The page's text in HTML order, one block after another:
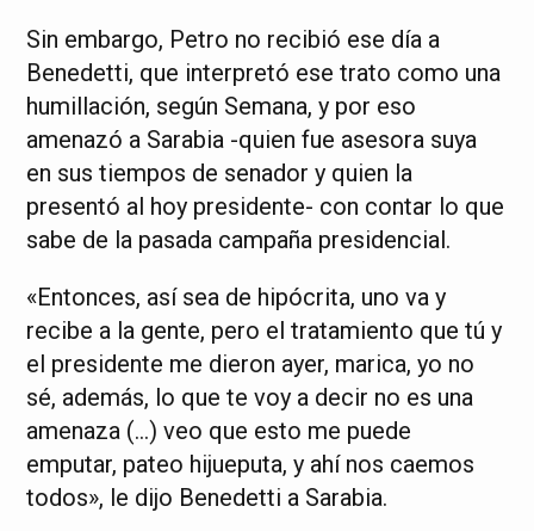
Sin embargo, Petro no recibió ese día a
Benedetti, que interpretó ese trato como una
humillación, según Semana, y por eso
amenazó a Sarabia -quien fue asesora suya
en sus tiempos de senador y quien la
presentó al hoy presidente- con contar lo que
sabe de la pasada campaña presidencial.
«Entonces, así sea de hipócrita, uno va y
recibe a la gente, pero el tratamiento que tú y
el presidente me dieron ayer, marica, yo no
sé, además, lo que te voy a decir no es una
amenaza (…) veo que esto me puede
emputar, pateo hijueputa, y ahí nos caemos
todos», le dijo Benedetti a Sarabia.